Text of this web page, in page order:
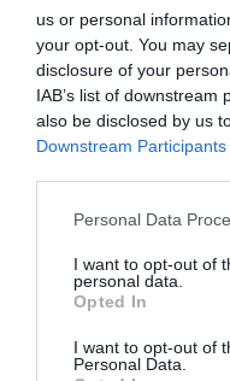
us or personal
your opt-out. You may
disclosure of your
IAB’s list of
also be disclosed by us
Downstream Participants
Personal Data
I want to opt-out of
personal data.
Opted In
I want to opt-out of
Personal Data.